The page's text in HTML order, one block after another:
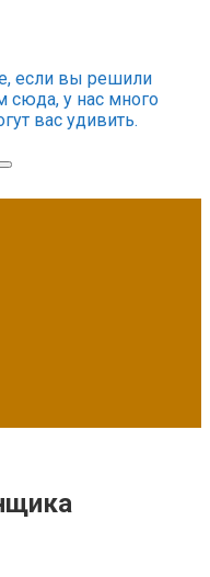
если вы решили
сюда, у нас много
вас удивить.